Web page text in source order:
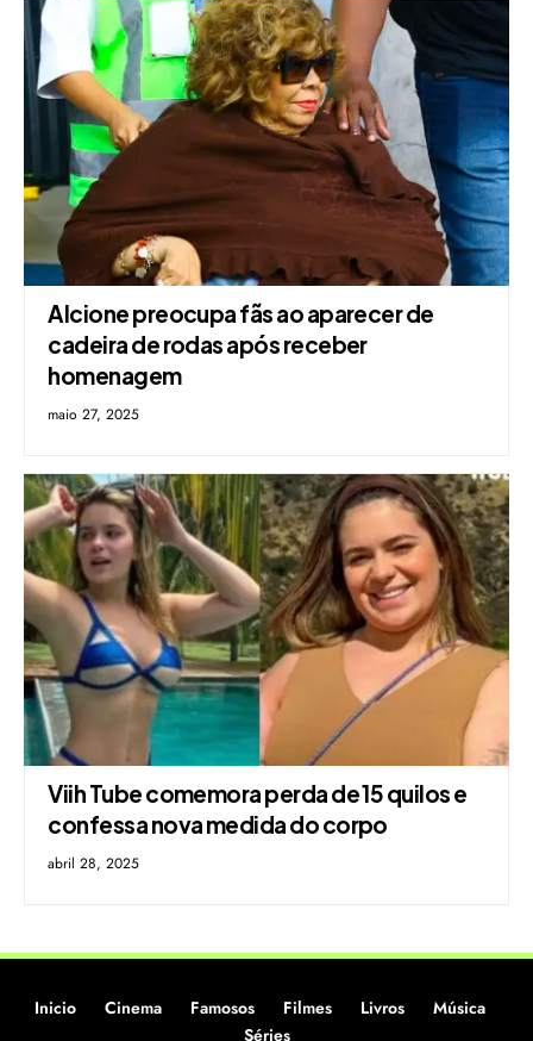
Alcione preocupa fãs ao aparecer de
cadeira de rodas após receber
homenagem
maio 27, 2025
Viih Tube comemora perda de 15 quilos e
confessa nova medida do corpo
abril 28, 2025
Inicio Cinema Famosos Filmes Livros
Música
Séries